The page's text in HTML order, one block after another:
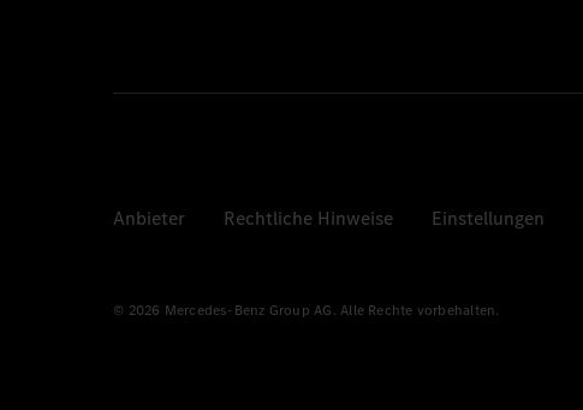
Anbieter Rechtliche Hinweise Einstellungen
© 2026 Mercedes-Benz Group AG. Alle Rechte vorbehalten.